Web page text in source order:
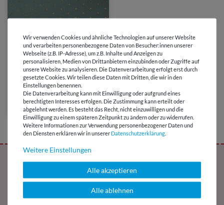
7,30 €
0,5 Meter | 14,60 € / Meter
Babycord - Folienpunkte
Gold Tannengrün
Melde Dich jetzt für den Snaply-Newsletter
an und erhalte ein exklusives Freebie !
Wir verwenden Cookies und ähnliche Technologien auf unserer Website
und verarbeiten personenbezogene Daten von Besucher:innen unserer
Webseite (z.B. IP-Adresse), um z.B. Inhalte und Anzeigen zu
personalisieren, Medien von Drittanbietern einzubinden oder Zugriffe auf
unsere Website zu analysieren. Die Datenverarbeitung erfolgt erst durch
gesetzte Cookies. Wir teilen diese Daten mit Dritten, die wir in den
Einstellungen benennen.
Die Datenverarbeitung kann mit Einwilligung oder aufgrund eines
berechtigten Interesses erfolgen. Die Zustimmung kann erteilt oder
abgelehnt werden. Es besteht das Recht, nicht einzuwilligen und die
Einwilligung zu einem späteren Zeitpunkt zu ändern oder zu widerrufen.
Weitere Informationen zur Verwendung personenbezogener Daten und
den Diensten erklären wir in unserer Daten­schutz­erklärung
Weitere Einstellungen
Alle akzeptieren
Alle ablehnen